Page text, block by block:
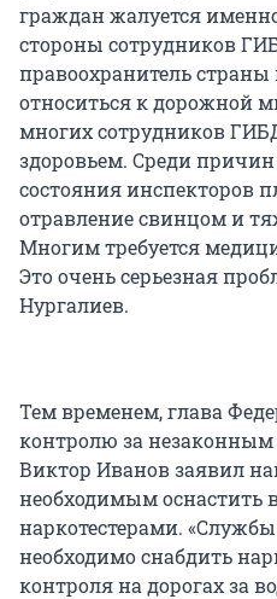
граждан жалуется
стороны сотрудников
правоохранитель страны
относиться к дорожной
многих сотрудников
здоровьем. Среди
состояния инспекторов
отравление свинцом и
Многим требуется
Это очень серьезная
Нургалиев.
Тем временем, глава
контролю за
Виктор Иванов заявил
необходимым оснастить
наркотестерами.
необходимо снабдить
контроля на дорогах за